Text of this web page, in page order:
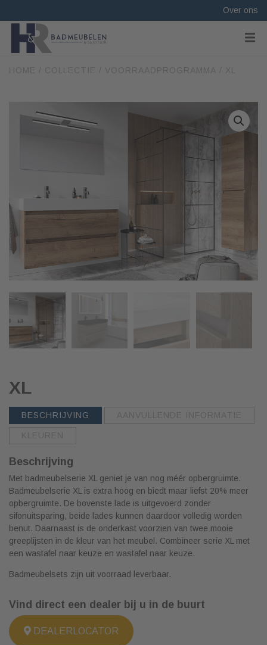
Over ons
HOME COLLECTIE VOORRAADPROGRAMMA / XL
XL
BESCHRIJVING AANVULLENDE INFORMATIE
KLEUREN
Beschrijving
Met badmeubelserie XL geniet je van nog méér opbergruimte.
Badmeubelserie XL is extra hoog en biedt maar liefst 20% meer
opbergruimte. De bovenste lade is uitgevoerd zonder
sifonuitsparing, beide lades kunnen daardoor volledig worden
benut. Daarnaast is de onderkast voorzien van twee mooie
greeplijsten in de kleur van het meubel. Combineer serie XL met
een wastafel naar keuze en wastafel naar keuze.
Badmeubelsets zijn uit voorraad leverbaar.
Vind direct een dealer bij u in de buurt
DEALERLOCATOR